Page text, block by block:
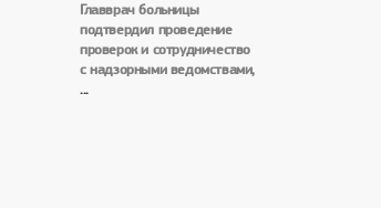
Главврач больницы
подтвердил проведение
проверок и сотрудничество
с надзорными ведомствами,
...